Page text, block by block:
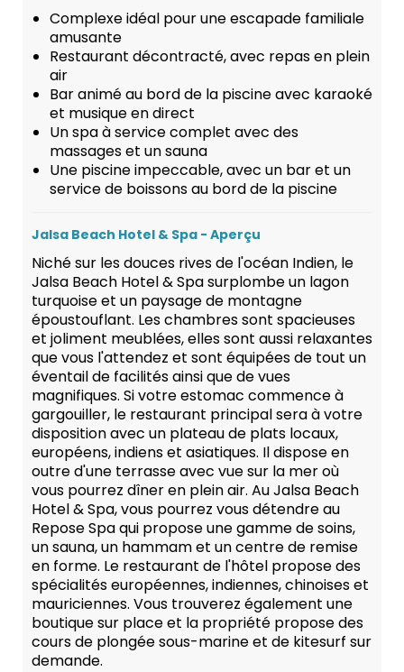
Complexe idéal pour une escapade familiale
amusante
Restaurant décontracté, avec repas en plein
air
Bar animé au bord de la piscine avec karaoké
et musique en direct
Un spa à service complet avec des
massages et un sauna
Une piscine impeccable, avec un bar et un
service de boissons au bord de la piscine
Jalsa Beach Hotel & Spa - Aperçu
Niché sur les douces rives de l'océan Indien, le
Jalsa Beach Hotel & Spa surplombe un lagon
turquoise et un paysage de montagne
époustouflant. Les chambres sont spacieuses
et joliment meublées, elles sont aussi relaxantes
que vous l'attendez et sont équipées de tout un
éventail de facilités ainsi que de vues
magnifiques. Si votre estomac commence à
gargouiller, le restaurant principal sera à votre
disposition avec un plateau de plats locaux,
européens, indiens et asiatiques. Il dispose en
outre d'une terrasse avec vue sur la mer où
vous pourrez dîner en plein air. Au Jalsa Beach
Hotel & Spa, vous pourrez vous détendre au
Repose Spa qui propose une gamme de soins,
un sauna, un hammam et un centre de remise
en forme. Le restaurant de l'hôtel propose des
spécialités européennes, indiennes, chinoises et
mauriciennes. Vous trouverez également une
boutique sur place et la propriété propose des
cours de plongée sous-marine et de kitesurf sur
demande.